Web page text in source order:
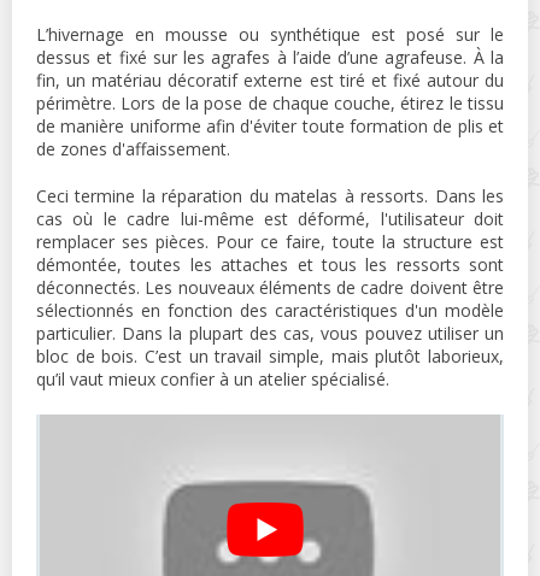
L’hivernage en mousse ou synthétique est posé sur le
dessus et fixé sur les agrafes à l’aide d’une agrafeuse. À la
fin, un matériau décoratif externe est tiré et fixé autour du
périmètre. Lors de la pose de chaque couche, étirez le tissu
de manière uniforme afin d'éviter toute formation de plis et
de zones d'affaissement.
Ceci termine la réparation du matelas à ressorts. Dans les
cas où le cadre lui-même est déformé, l'utilisateur doit
remplacer ses pièces. Pour ce faire, toute la structure est
démontée, toutes les attaches et tous les ressorts sont
déconnectés. Les nouveaux éléments de cadre doivent être
sélectionnés en fonction des caractéristiques d'un modèle
particulier. Dans la plupart des cas, vous pouvez utiliser un
bloc de bois. C’est un travail simple, mais plutôt laborieux,
qu’il vaut mieux confier à un atelier spécialisé.